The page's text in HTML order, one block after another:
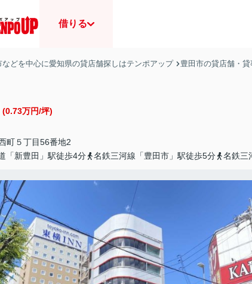
借りる
などを中心に愛知県の貸店舗探しはテンポアップ 豊田市の貸店舗・
(0.73万円/坪)
町５丁目56番地2
「新豊田」駅徒歩4分
名鉄三河線「豊田市」駅徒歩5分 名鉄三